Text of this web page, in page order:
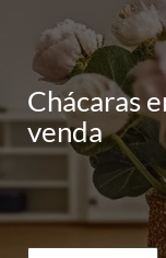
Chácaras
venda